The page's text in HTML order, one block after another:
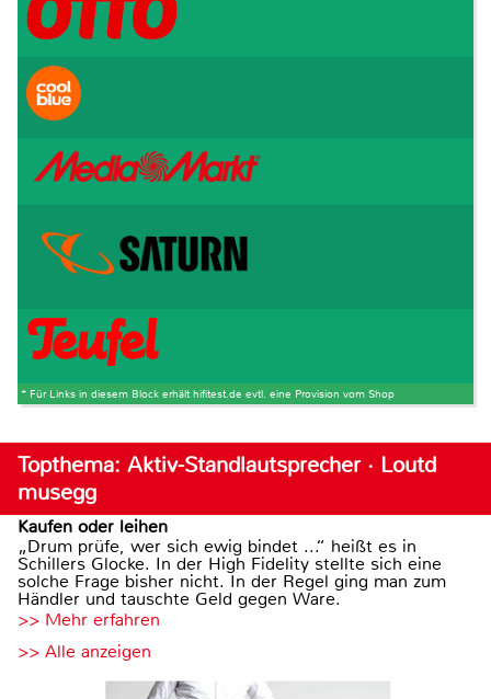
* Für Links in diesem Block erhält hifitest.de evtl. eine Provision vom Shop
Topthema: Aktiv-Standlautsprecher · Loutd
musegg
Kaufen oder leihen
„Drum prüfe, wer sich ewig bindet ...“ heißt es in
Schillers Glocke. In der High Fidelity stellte sich eine
solche Frage bisher nicht. In der Regel ging man zum
Händler und tauschte Geld gegen Ware.
>> Mehr erfahren
>> Alle anzeigen